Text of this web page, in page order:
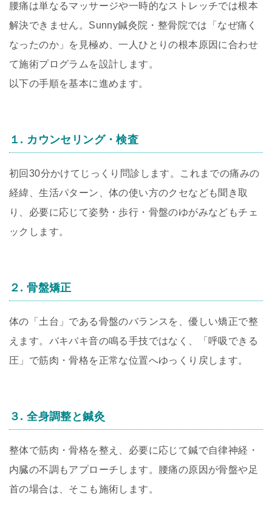
腰痛は単なるマッサージや一時的なストレッチでは根本
解決できません。Sunny鍼灸院・整骨院では「なぜ痛く
なったのか」を見極め、一人ひとりの根本原因に合わせ
て施術プログラムを設計します。
以下の手順を基本に進めます。
１. カウンセリング・検査
初回30分かけてじっくり問診します。これまでの痛みの
経緯、生活パターン、体の使い方のクセなども聞き取
り、必要に応じて姿勢・歩行・骨盤のゆがみなどもチェ
ックします。
２. 骨盤矯正
体の「土台」である骨盤のバランスを、優しい矯正で整
えます。バキバキ音の鳴る手技ではなく、「呼吸できる
圧」で筋肉・骨格を正常な位置へゆっくり戻します。
３. 全身調整と鍼灸
整体で筋肉・骨格を整え、必要に応じて鍼で自律神経・
内臓の不調もアプローチします。腰痛の原因が骨盤や足
首の場合は、そこも施術します。